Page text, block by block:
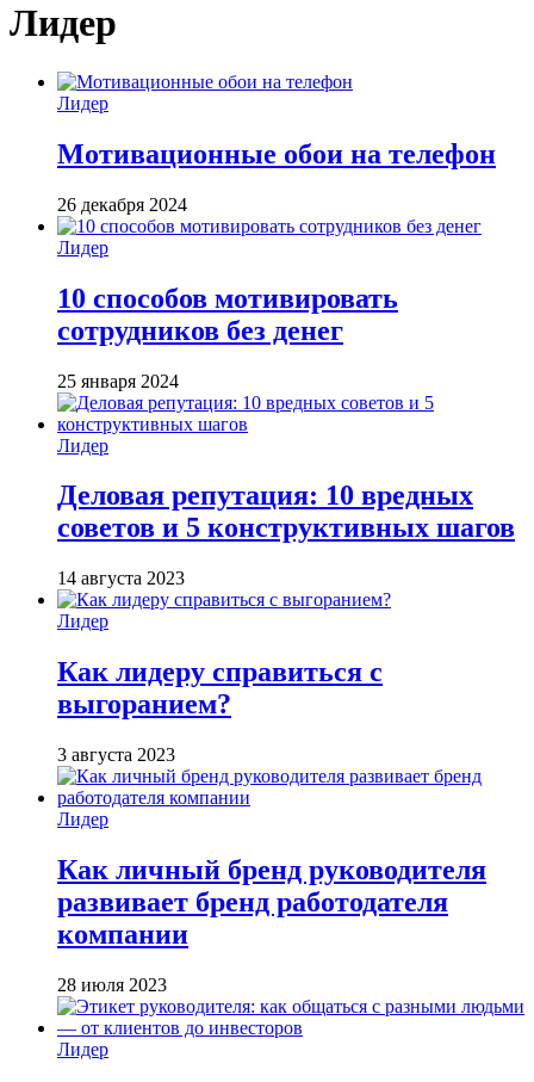
Лидер
Лидер
Мотивационные обои на телефон
26 декабря 2024
Лидер
10 способов мотивировать
сотрудников без денег
25 января 2024
Лидер
Деловая репутация: 10 вредных
советов и 5 конструктивных шагов
14 августа 2023
Лидер
Как лидеру справиться с
выгоранием?
3 августа 2023
Лидер
Как личный бренд руководителя
развивает бренд работодателя
компании
28 июля 2023
Лидер